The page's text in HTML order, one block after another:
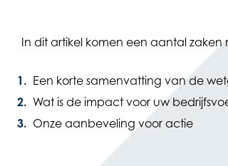
In dit artikel komen een aantal zaken
Een korte samenvatting van de
Wat is de impact voor uw
Onze aanbeveling voor actie